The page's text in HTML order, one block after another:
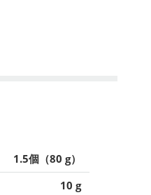
1.5個（80 g）
10 g